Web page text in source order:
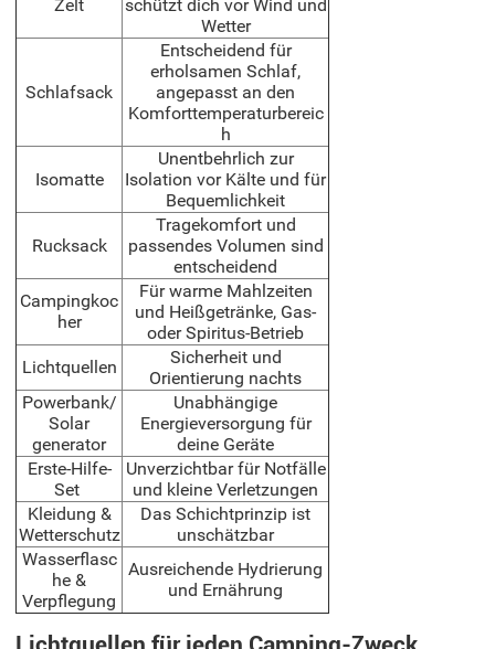
Zelt
schützt dich vor Wind und
Wetter
Schlafsack
Entscheidend für
erholsamen Schlaf,
angepasst an den
Komforttemperaturbereic
h
Isomatte
Unentbehrlich zur
Isolation vor Kälte und für
Bequemlichkeit
Rucksack
Tragekomfort und
passendes Volumen sind
entscheidend
Campingkoc
her
Für warme Mahlzeiten
und Heißgetränke, Gas-
oder Spiritus-Betrieb
Lichtquellen
Sicherheit und
Orientierung nachts
Powerbank/
Solar
generator
Unabhängige
Energieversorgung für
deine Geräte
Erste-Hilfe-
Set
Unverzichtbar für Notfälle
und kleine Verletzungen
Kleidung &
Wetterschutz
Das Schichtprinzip ist
unschätzbar
Wasserflasc
he &
Verpflegung
Ausreichende Hydrierung
und Ernährung